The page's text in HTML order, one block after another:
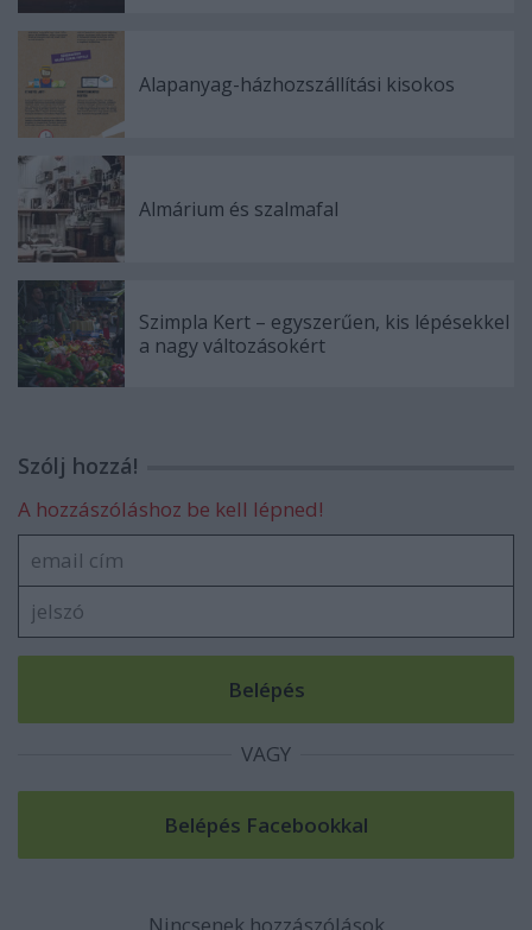
Alapanyag-házhozszállítási kisokos
Almárium és szalmafal
Szimpla Kert – egyszerűen, kis lépésekkel
a nagy változásokért
Szólj hozzá!
A hozzászóláshoz be kell lépned!
VAGY